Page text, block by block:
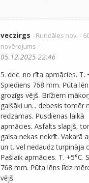
veczirgs - Rundāles nov. -
novērojums
05.12.2025 22:46
5. dec. no rīta apmācies. T.
Spiediens 768 mm. Pūta
grozīgs vējš. Brīžiem
gaišāki un... debesis tomēr
redzamas. Pusdienas laikā
apmācies. Asfalts slapjš,
gaisa nekas nekrīt. Vakarā
un t. vel nedaudz turpināja
Pašlaik apmācies. T. +5°C.
768 mm. Pūta lēns līdz
vējš.